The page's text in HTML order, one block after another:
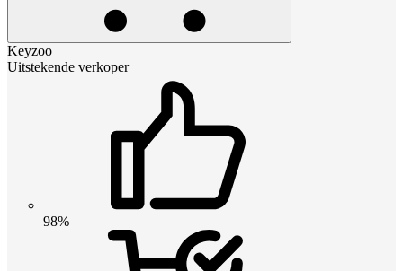
Keyzoo
Uitstekende verkoper
98%